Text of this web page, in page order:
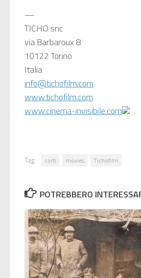
—
TICHO snc
via Barbaroux 8
10122 Torino
Italia
info@tichofilm.com
www.tichofilm.com
www.cinema-invisibile.com
Tag: corti movies Tichofilm
POTREBBERO